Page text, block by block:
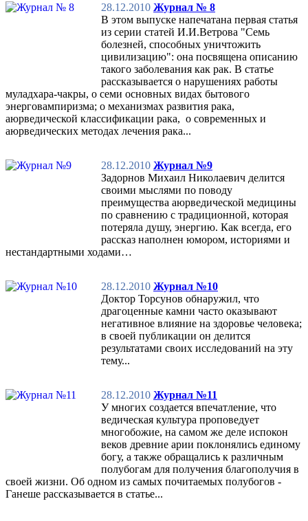
28.12.2010 Журнал № 8
В этом выпуске напечатана первая статья
из серии статей И.И.Ветрова "Семь
болезней, способных уничтожить
цивилизацию": она посвящена описанию
такого заболевания как рак. В статье
рассказывается о нарушениях работы
муладхара-чакры, о семи основных видах бытового
энерговампиризма; о механизмах развития рака,
аюрведической классификации рака, о современных и
аюрведических методах лечения рака...
28.12.2010 Журнал №9
Задорнов Михаил Николаевич делится
своими мыслями по поводу
преимущества аюрведической медицины
по сравнению с традиционной, которая
потеряла душу, энергию. Как всегда, его
рассказ наполнен юмором, историями и
нестандартными ходами…
28.12.2010 Журнал №10
Доктор Торсунов обнаружил, что
драгоценные камни часто оказывают
негативное влияние на здоровье человека;
в своей публикации он делится
результатами своих исследований на эту
тему...
28.12.2010 Журнал №11
У многих создается впечатление, что
ведическая культура проповедует
многобожие, на самом же деле испокон
веков древние арии поклонялись единому
богу, а также обращались к различным
полубогам для получения благополучия в
своей жизни. Об одном из самых почитаемых полубогов -
Ганеше рассказывается в статье...